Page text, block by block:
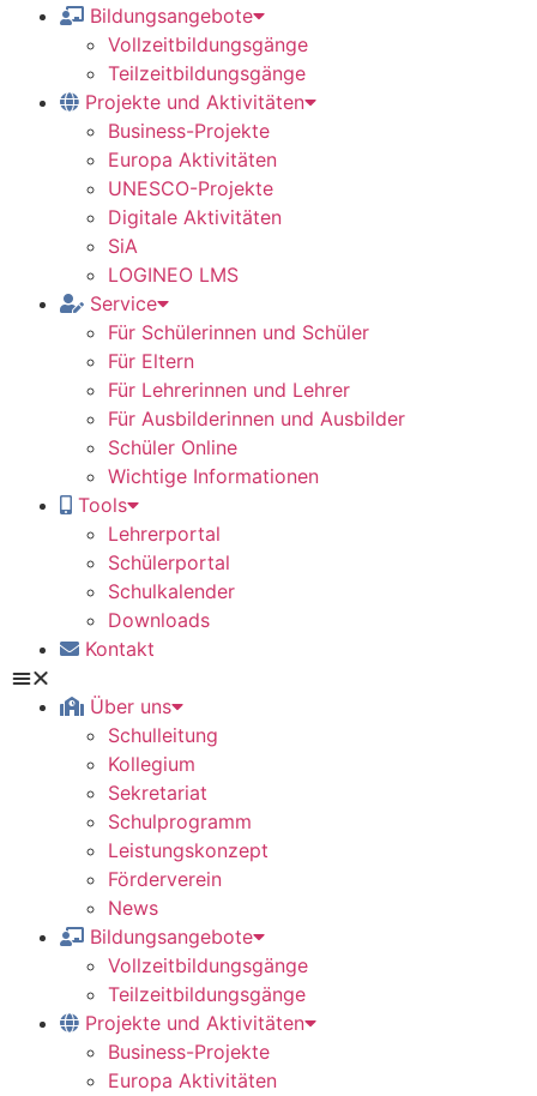
Bildungsangebote
Vollzeitbildungsgänge
Teilzeitbildungsgänge
Projekte und Aktivitäten
Business-Projekte
Europa Aktivitäten
UNESCO-Projekte
Digitale Aktivitäten
SiA
LOGINEO LMS
Service
Für Schülerinnen und Schüler
Für Eltern
Für Lehrerinnen und Lehrer
Für Ausbilderinnen und Ausbilder
Schüler Online
Wichtige Informationen
Tools
Lehrerportal
Schülerportal
Schulkalender
Downloads
Kontakt
Über uns
Schulleitung
Kollegium
Sekretariat
Schulprogramm
Leistungskonzept
Förderverein
News
Bildungsangebote
Vollzeitbildungsgänge
Teilzeitbildungsgänge
Projekte und Aktivitäten
Business-Projekte
Europa Aktivitäten